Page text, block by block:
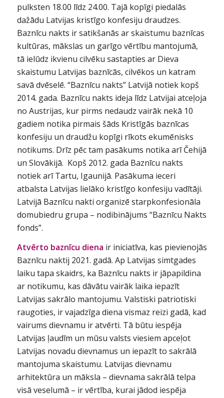
pulksten 18.00 līdz 24.00. Tajā kopīgi piedalās
dažādu Latvijas kristīgo konfesiju draudzes.
Baznīcu nakts ir satikšanās ar skaistumu baznīcas
kultūras, mākslas un garīgo vērtību mantojumā,
tā ielūdz ikvienu cilvēku sastapties ar Dieva
skaistumu Latvijas baznīcās, cilvēkos un katram
savā dvēselē. “Baznīcu nakts” Latvijā notiek kopš
2014. gada. Baznīcu nakts ideja līdz Latvijai atceļoja
no Austrijas, kur pirms nedaudz vairāk nekā 10
gadiem notika pirmais šāds Kristīgās baznīcas
konfesiju un draudžu kopīgi rīkots ekumēnisks
notikums. Drīz pēc tam pasākums notika arī Čehijā
un Slovākijā. Kopš 2012. gada Baznīcu nakts
notiek arī Tartu, Igaunijā. Pasākuma ieceri
atbalsta Latvijas lielāko kristīgo konfesiju vadītāji.
Latvijā Baznīcu nakti organizē starpkonfesionāla
domubiedru grupa – nodibinājums “Baznīcu Nakts
fonds”.
Atvērto baznīcu diena ir iniciatīva, kas pievienojās
Baznīcu naktij 2021. gadā. Ap Latvijas simtgades
laiku tapa skaidrs, ka Baznīcu nakts ir jāpapildina
ar notikumu, kas dāvātu vairāk laika iepazīt
Latvijas sakrālo mantojumu. Valstiski patriotiski
raugoties, ir vajadzīga diena vismaz reizi gadā, kad
vairums dievnamu ir atvērti. Tā būtu iespēja
Latvijas ļaudīm un mūsu valsts viesiem apceļot
Latvijas novadu dievnamus un iepazīt to sakrālā
mantojuma skaistumu. Latvijas dievnamu
arhitektūra un māksla – dievnama sakrālā telpa
visā veselumā – ir vērtība, kurai jādod iespēja